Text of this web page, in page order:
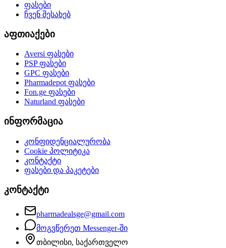
ფასები
ჩვენ შესახებ
აფთიაქები
Aversi ფასები
PSPფასები
GPC ფასები
Pharmadepotფასები
Fon.ge ფასები
Naturland ფასები
ინფორმაცია
კონფიდენციალურობა
Cookie პოლიტიკა
კონტაქტი
ფასები და პაკეტები
კონტაქტი
pharmadealsge@gmail.com
მოგვწერეთ Messenger-ში
თბილისი, საქართველო